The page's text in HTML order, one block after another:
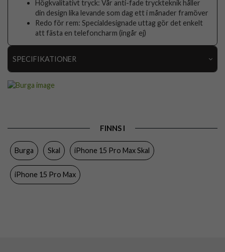
Högkvalitativt tryck: Vår anti-fade tryckteknik håller
din design lika levande som dag ett i månader framöver
Redo för rem: Specialdesignade uttag gör det enkelt
att fästa en telefoncharm (ingår ej)
SPECIFIKATIONER
Färg
Varumärke
FINNS I
Burga Skal iPhone 15 Pro Max Skal
iPhone 15 Pro Max